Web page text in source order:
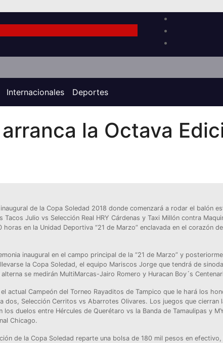
Internacionales
Deportes
la Octava
de la Copa Soledad 2018 donde comenzará a rodar el balón
Julio vs Selección Real HRY Cárdenas y Taxi Millón contra
en la Unidad Deportiva “21 de Marzo” enclavada en el corazón
inaugural en el campo principal de la “21 de Marzo” y
la Copa Soledad, el equipo Mariscos Jorge que tendrá de
se medirán MultiMarcas-Jairo Romero y Huracan Boy´s
actual Campeón del Torneo Rayaditos de Tampico que le hará los
dos, Selección Cerritos vs Abarrotes Olivares. Los juegos que cierran
duelos entre Hércules de Querétaro vs la Banda de Tamaulipas y
Chicago.
de la Copa Soledad reparte una bolsa de 180 mil pesos en